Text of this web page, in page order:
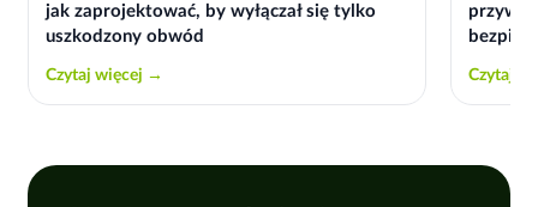
jak zaprojektować, by wyłączał się tylko
uszkodzony obwód
Czytaj więcej → Czytaj